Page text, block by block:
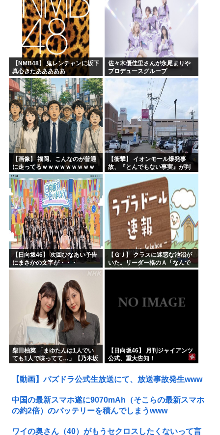
【NMB48】 鬼レンチャンに坂下
真心きたあああああ
佐々木優佳里さんが永尾まりや
プロデュースグループ
「WASURENA」に加入発表！
現在のグループと兼任へ【元
AKB48ゆかるん・まりやぎ】
【画像】 福岡、こんなのが普通
に走ってるｗｗｗｗｗｗｗｗｗ
ｗｗｗｗｗｗｗ
【衝撃】 イオンモール爆発事
故、『とんでもない事実』が判
明してしまう・・・・・・
【日向坂46】 次回ひなあい予告
にまさかの文字が・・・
【ＧＪ】 クラスに迷惑な池沼が
いた。リーダー格のＡ「なんで
支援学級に入れないんです
柴田柚菜 「まゆたんは1人でい
ても1人で喋ってて…」【乃木坂
【日向坂46】 月刊ジャイアンツ
公式、重大告知！
【動画】パズドラ公式生放送にて、放送事故発生www
中国の最新スマホ遂に9070mAh（そこらの最新スマホ
の約2倍）のバッテリーを積んでしまうwww
ワイの奥さん（40）がもうセクロスしたくないって言